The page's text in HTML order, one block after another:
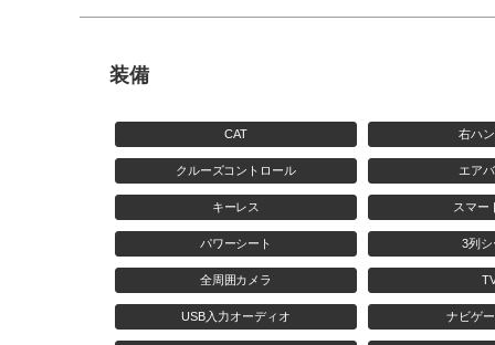
装備
CAT 右ハ
クルーズコントロール エア
キーレス スマー
パワーシート 3列シ
全周囲カメラ
USB入力オーディオ ナビゲ